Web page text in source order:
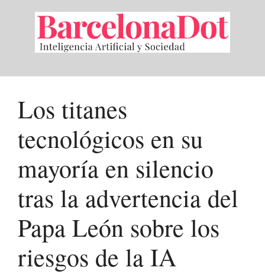
contenido
Los titanes
tecnológicos en su
mayoría en silencio
tras la advertencia del
Papa León sobre los
riesgos de la IA